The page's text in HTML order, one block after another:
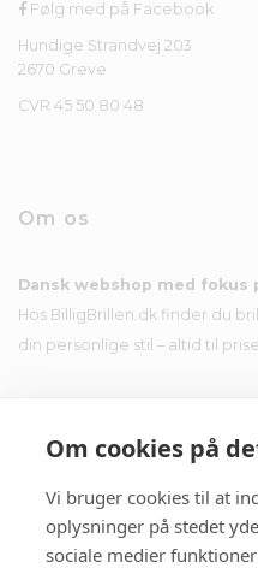
Om cookies på
Vi bruger cookies til at
oplysninger på stedet
sociale medier
Følg med på Facebook
Hundige Strandvej 203
2670 Greve
CVR 45 50 80 48
Om os
Dansk webshop med
Hos BilligBrillen.dk finder du
din personlige stil – altid til
Nyhedsbrev
Tilmeld dig nyhedsbrevet og